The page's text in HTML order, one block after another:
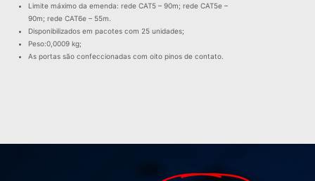
Limite máximo da emenda: rede CAT5 – 90m; rede CAT5e –
90m; rede CAT6e – 55m.
Disponibilizados em pacotes com 25 unidades;
Peso:0,0009 kg;
As portas são confeccionadas com oito pinos de contato.